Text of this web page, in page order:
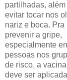
partilhadas, além
evitar tocar nos
nariz e boca. Pra
prevenir a gripe,
especialmente
pessoas nos
de risco, a vacina
deve ser